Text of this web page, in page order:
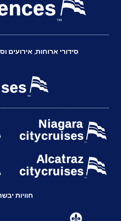
סידורי ארוחות, אירועים
חוויות